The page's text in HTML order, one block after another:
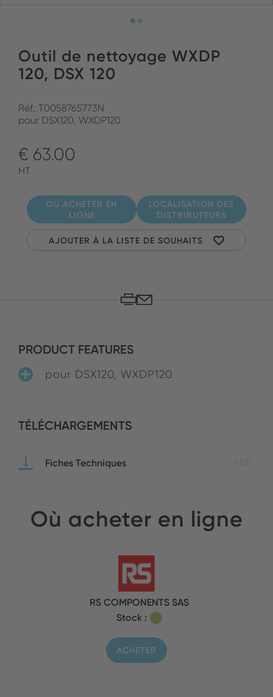
Outil de nettoyage WXDP
120, DSX 120
Réf.: T0058765773N
pour DSX120, WXDP120
€ 63.00
HT
OÙ ACHETER EN
LIGNE
LOCALISATION DES
DISTRIBUTEURS
AJOUTER À LA LISTE DE SOUHAITS
PRODUCT FEATURES
pour DSX120, WXDP120
TÉLÉCHARGEMENTS
Fiches Techniques
Où acheter en ligne
RS COMPONENTS SAS
Stock :
ACHETER